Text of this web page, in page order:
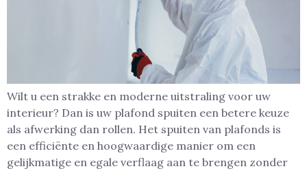
Wilt u een strakke en moderne uitstraling voor uw
interieur? Dan is uw plafond spuiten een betere keuze
als afwerking dan rollen. Het spuiten van plafonds is
een efficiënte en hoogwaardige manier om een
gelijkmatige en egale verflaag aan te brengen zonder